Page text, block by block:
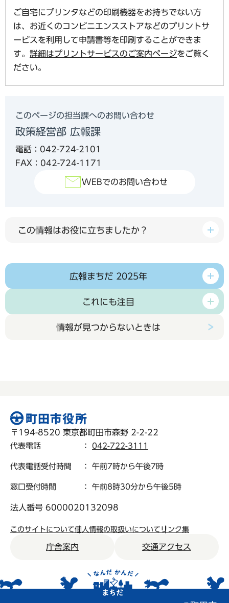
ご自宅にプリンタなどの印刷機器をお持ちでない方
は、お近くのコンビニエンスストアなどのプリントサ
ービスを利用して申請書等を印刷することができま
す。 詳細はプリントサービスのご案内ページをご覧く
ださい。
このページの担当課へのお問い合わせ
政策経営部 広報課
電話：042-724-2101
FAX：042-724-1171
WEBでのお問い合わせ
この情報はお役に立ちましたか？
広報まちだ 2025年
これにも注目
情報が見つからないときは
〒194-8520 東京都町田市森野 2-2-22
代表電話 ： 042-722-3111
代表電話受付時間 ： 午前7時から午後7時
窓口受付時間 ： 午前8時30分から午後5時
法人番号 6000020132098
このサイトについて個人情報の取扱いについて リンク集
庁舎案内 交通アクセス